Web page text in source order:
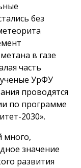
без
в газе
часть
УрФУ
проводятся
по программе
2030».
много,
значение
развития